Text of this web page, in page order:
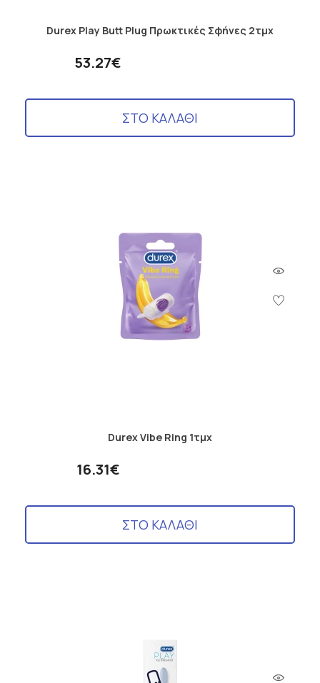
Durex Play Butt Plug Πρωκτικές Σφήνες 2τμχ
53.27€
ΣΤΟ ΚΑΛΑΘΙ
Durex Vibe Ring 1τμχ
16.31€
ΣΤΟ ΚΑΛΑΘΙ